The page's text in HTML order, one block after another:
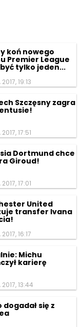
koń nowego
Premier League
tylko jeden...
2017, 19:13
Szczęsny zagra
2017, 17:51
Dortmund chce
Giroud!
2017, 17:01
United
transfer Ivana
2017, 16:17
Michu
karierę
2017, 13:44
dogadał się z